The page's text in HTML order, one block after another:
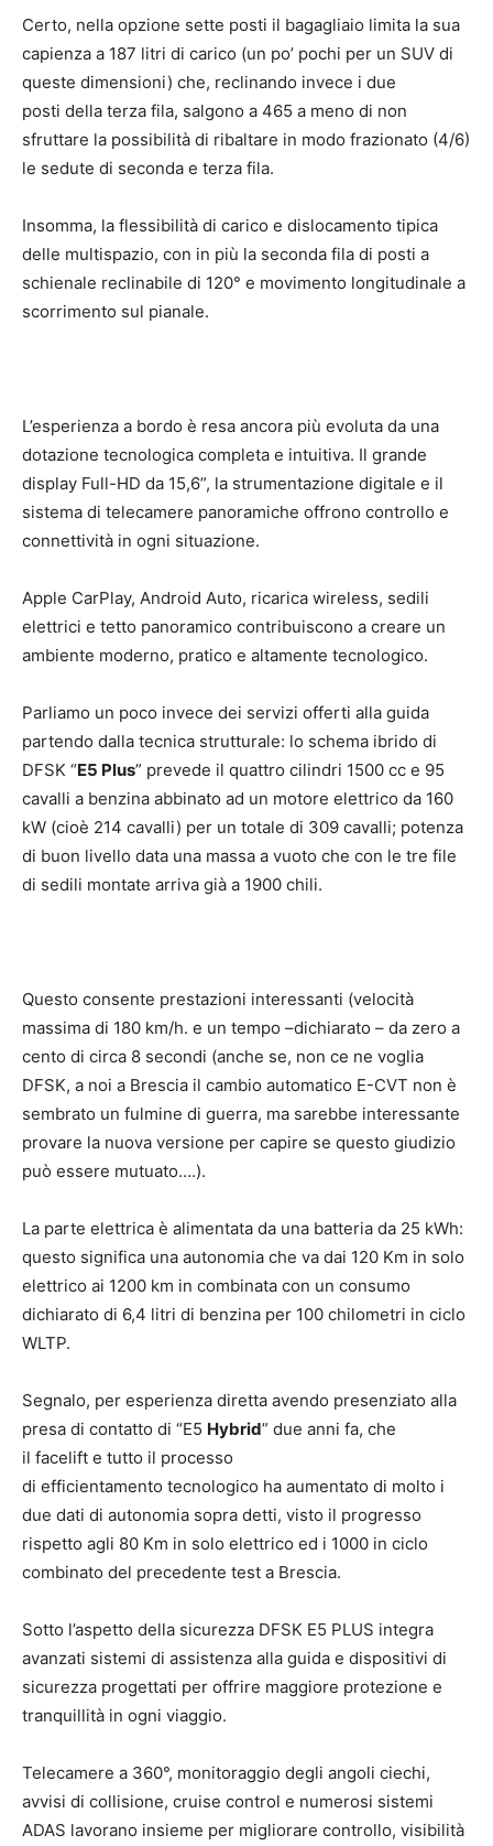
Certo, nella opzione sette posti il bagagliaio limita la sua
capienza a 187 litri di carico (un po’ pochi per un SUV di
queste dimensioni) che, reclinando invece i due
posti della terza fila, salgono a 465 a meno di non
sfruttare la possibilità di ribaltare in modo frazionato (4/6)
le sedute di seconda e terza fila.
Insomma, la flessibilità di carico e dislocamento tipica
delle multispazio, con in più la seconda fila di posti a
schienale reclinabile di 120° e movimento longitudinale a
scorrimento sul pianale.
L’esperienza a bordo è resa ancora più evoluta da una
dotazione tecnologica completa e intuitiva. Il grande
display Full-HD da 15,6”, la strumentazione digitale e il
sistema di telecamere panoramiche offrono controllo e
connettività in ogni situazione.
Apple CarPlay, Android Auto, ricarica wireless, sedili
elettrici e tetto panoramico contribuiscono a creare un
ambiente moderno, pratico e altamente tecnologico.
Parliamo un poco invece dei servizi offerti alla guida
partendo dalla tecnica strutturale: lo schema ibrido di
DFSK “E5 Plus” prevede il quattro cilindri 1500 cc e 95
cavalli a benzina abbinato ad un motore elettrico da 160
kW (cioè 214 cavalli) per un totale di 309 cavalli; potenza
di buon livello data una massa a vuoto che con le tre file
di sedili montate arriva già a 1900 chili.
Questo consente prestazioni interessanti (velocità
massima di 180 km/h. e un tempo –dichiarato – da zero a
cento di circa 8 secondi (anche se, non ce ne voglia
DFSK, a noi a Brescia il cambio automatico E-CVT non è
sembrato un fulmine di guerra, ma sarebbe interessante
provare la nuova versione per capire se questo giudizio
può essere mutuato….).
La parte elettrica è alimentata da una batteria da 25 kWh:
questo significa una autonomia che va dai 120 Km in solo
elettrico ai 1200 km in combinata con un consumo
dichiarato di 6,4 litri di benzina per 100 chilometri in ciclo
WLTP.
Segnalo, per esperienza diretta avendo presenziato alla
presa di contatto di “E5 Hybrid” due anni fa, che
il facelift e tutto il processo
di efficientamento tecnologico ha aumentato di molto i
due dati di autonomia sopra detti, visto il progresso
rispetto agli 80 Km in solo elettrico ed i 1000 in ciclo
combinato del precedente test a Brescia.
Sotto l’aspetto della sicurezza DFSK E5 PLUS integra
avanzati sistemi di assistenza alla guida e dispositivi di
sicurezza progettati per offrire maggiore protezione e
tranquillità in ogni viaggio.
Telecamere a 360°, monitoraggio degli angoli ciechi,
avvisi di collisione, cruise control e numerosi sistemi
ADAS lavorano insieme per migliorare controllo, visibilità